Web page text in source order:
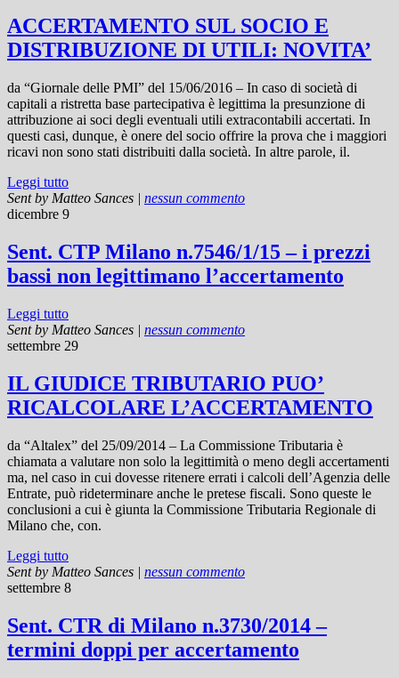
ACCERTAMENTO SUL SOCIO E
DISTRIBUZIONE DI UTILI: NOVITA’
da “Giornale delle PMI” del 15/06/2016 – In caso di società di
capitali a ristretta base partecipativa è legittima la presunzione di
attribuzione ai soci degli eventuali utili extracontabili accertati. In
questi casi, dunque, è onere del socio offrire la prova che i maggiori
ricavi non sono stati distribuiti dalla società. In altre parole, il.
Leggi tutto
Sent by Matteo Sances | nessun commento
dicembre 9
Sent. CTP Milano n.7546/1/15 – i prezzi
bassi non legittimano l’accertamento
Leggi tutto
Sent by Matteo Sances | nessun commento
settembre 29
IL GIUDICE TRIBUTARIO PUO’
RICALCOLARE L’ACCERTAMENTO
da “Altalex” del 25/09/2014 – La Commissione Tributaria è
chiamata a valutare non solo la legittimità o meno degli accertamenti
ma, nel caso in cui dovesse ritenere errati i calcoli dell’Agenzia delle
Entrate, può rideterminare anche le pretese fiscali. Sono queste le
conclusioni a cui è giunta la Commissione Tributaria Regionale di
Milano che, con.
Leggi tutto
Sent by Matteo Sances | nessun commento
settembre 8
Sent. CTR di Milano n.3730/2014 –
termini doppi per accertamento